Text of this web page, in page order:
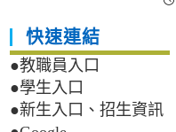
快速連結
●教職員入口
●學生入口
●新生入口、招生資訊